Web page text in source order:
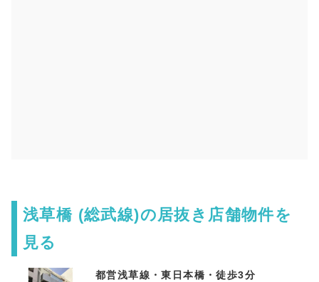
浅草橋 (総武線)の居抜き店舗物件を
見る
都営浅草線・東日本橋・徒歩3分